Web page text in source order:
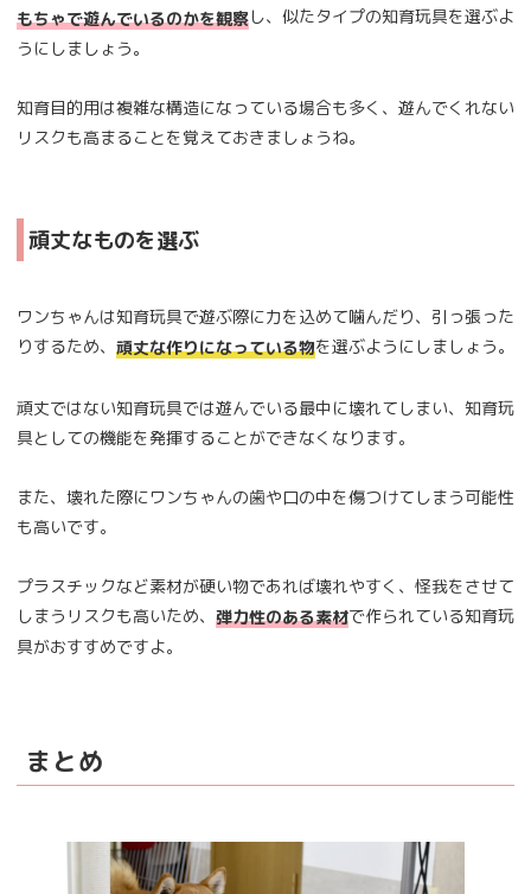
もちゃで遊んでいるのかを観察し、似たタイプの知育玩具を選ぶよ
うにしましょう。
知育目的用は複雑な構造になっている場合も多く、遊んでくれない
リスクも高まることを覚えておきましょうね。
頑丈なものを選ぶ
ワンちゃんは知育玩具で遊ぶ際に力を込めて噛んだり、引っ張った
りするため、 頑丈な作りになっている物を選ぶようにしましょう。
頑丈ではない知育玩具では遊んでいる最中に壊れてしまい、知育玩
具としての機能を発揮することができなくなります。
また、壊れた際にワンちゃんの歯や口の中を傷つけてしまう可能性
も高いです。
プラスチックなど素材が硬い物であれば壊れやすく、怪我をさせて
しまうリスクも高いため、 弾力性のある素材で作られている知育玩
具がおすすめですよ。
まとめ